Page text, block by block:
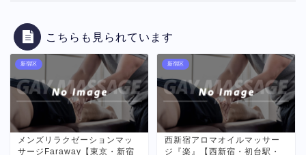
こちらも見られています
新宿区
メンズリラクゼーションマッ
サージFaraway【東京・新宿
新宿区
西新宿アロマオイルマッサー
ジ『楽』【西新宿・初台駅・